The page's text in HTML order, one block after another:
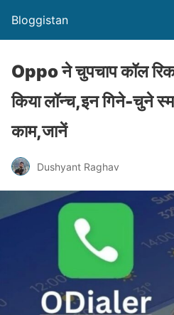
Bloggistan
Oppo ने चुपचाप कॉल
किया लॉन्च,इन गिने-चुने
काम,जानें
Dushyant Raghav